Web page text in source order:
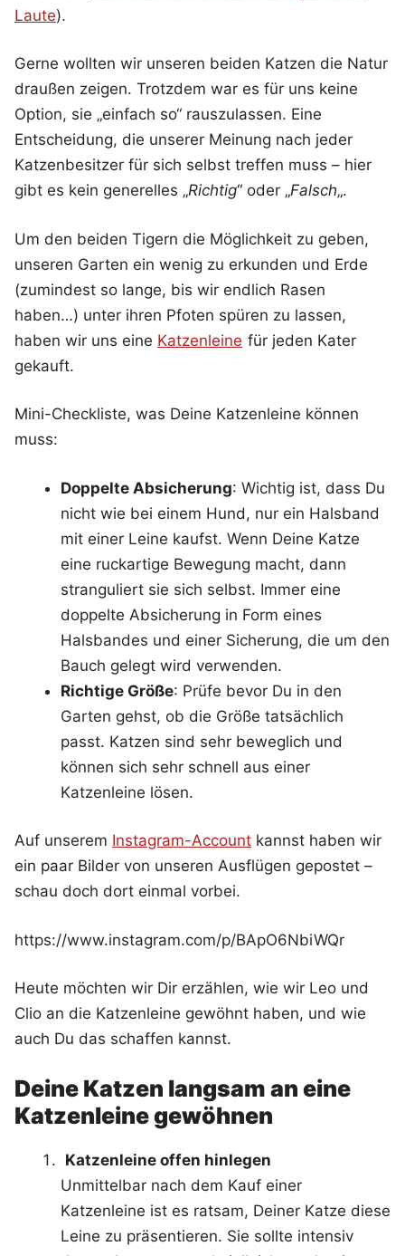
Laute).
Gerne wollten wir unseren beiden Katzen die Natur
draußen zeigen. Trotzdem war es für uns keine
Option, sie „einfach so“ rauszulassen. Eine
Entscheidung, die unserer Meinung nach jeder
Katzenbesitzer für sich selbst treffen muss – hier
gibt es kein generelles „Richtig“ oder „Falsch„.
Um den beiden Tigern die Möglichkeit zu geben,
unseren Garten ein wenig zu erkunden und Erde
(zumindest so lange, bis wir endlich Rasen
haben…) unter ihren Pfoten spüren zu lassen,
haben wir uns eine Katzenleine für jeden Kater
gekauft.
Mini-Checkliste, was Deine Katzenleine können
muss:
Doppelte Absicherung: Wichtig ist, dass Du
nicht wie bei einem Hund, nur ein Halsband
mit einer Leine kaufst. Wenn Deine Katze
eine ruckartige Bewegung macht, dann
stranguliert sie sich selbst. Immer eine
doppelte Absicherung in Form eines
Halsbandes und einer Sicherung, die um den
Bauch gelegt wird verwenden.
Richtige Größe: Prüfe bevor Du in den
Garten gehst, ob die Größe tatsächlich
passt. Katzen sind sehr beweglich und
können sich sehr schnell aus einer
Katzenleine lösen.
Auf unserem Instagram-Account kannst haben wir
ein paar Bilder von unseren Ausflügen gepostet –
schau doch dort einmal vorbei.
https://www.instagram.com/p/BApO6NbiWQr
Heute möchten wir Dir erzählen, wie wir Leo und
Clio an die Katzenleine gewöhnt haben, und wie
auch Du das schaffen kannst.
Deine Katzen langsam an eine
Katzenleine gewöhnen
Katzenleine offen hinlegen
Unmittelbar nach dem Kauf einer
Katzenleine ist es ratsam, Deiner Katze diese
Leine zu präsentieren. Sie sollte intensiv